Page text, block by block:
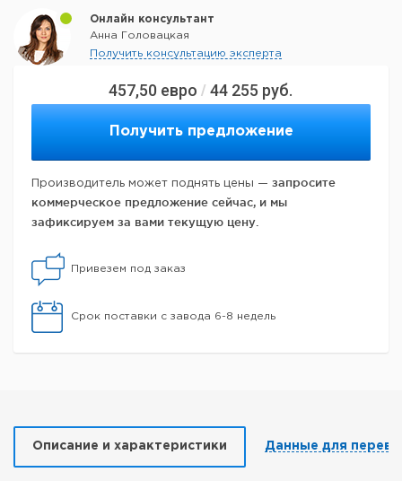
457,50 евро / 44 255 руб.
Получить предложение
Производитель может поднять цены — запросите
коммерческое предложение сейчас, и мы
зафиксируем за вами текущую цену.
Привезем под заказ
Срок поставки с завода 6-8 недель
Онлайн консультант
Анна Головацкая
Получить консультацию эксперта
Описание и характеристики Данные для